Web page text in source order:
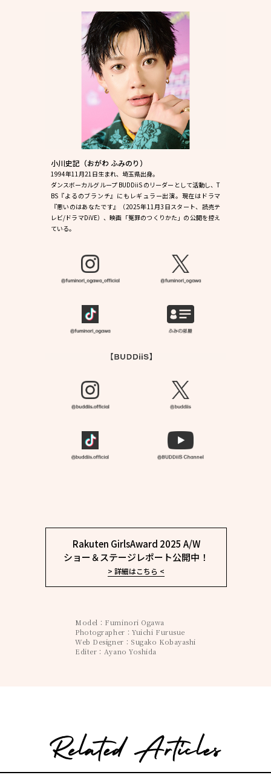
小川史記（おがわ ふみのり）
1994年11月21日生まれ、埼玉県出身。
ダンスボーカルグループ BUDDiiS のリーダーとして活動し、T
BS『よるのブランチ』にもレギュラー出演。現在はドラマ
『悪いのはあなたです』（2025年11月3日スタート、読売テ
レビ/ドラマDiVE）、映画「冤罪のつくりかた」の公開を控え
ている。
Rakuten GirlsAward 2025 A/W
ショー＆ステージレポート公開中！
> 詳細はこちら <
Model：Fuminori Ogawa
Photographer：Yuichi Furusue
Web Designer：Sugako Kobayashi
Editer：Ayano Yoshida